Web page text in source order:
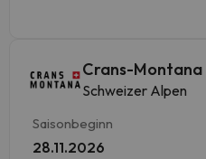
Crans-Montana
Schweizer Alpen
Saisonbeginn
28.11.2026